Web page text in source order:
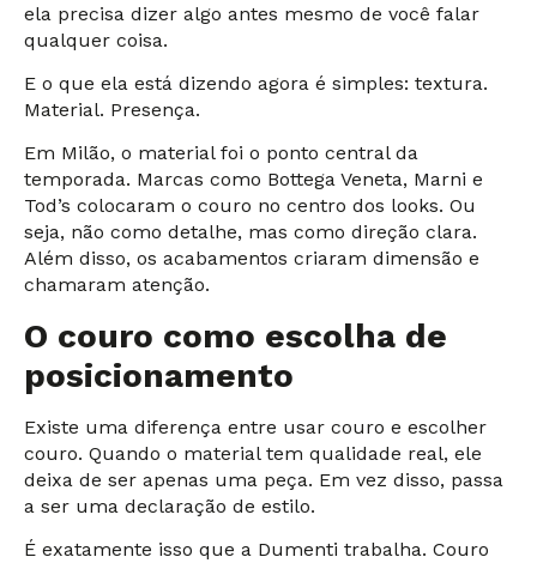
ela precisa dizer algo antes mesmo de você falar
qualquer coisa.
E o que ela está dizendo agora é simples: textura.
Material. Presença.
Em Milão, o material foi o ponto central da
temporada. Marcas como Bottega Veneta, Marni e
Tod’s colocaram o couro no centro dos looks. Ou
seja, não como detalhe, mas como direção clara.
Além disso, os acabamentos criaram dimensão e
chamaram atenção.
O couro como escolha de
posicionamento
Existe uma diferença entre usar couro e escolher
couro. Quando o material tem qualidade real, ele
deixa de ser apenas uma peça. Em vez disso, passa
a ser uma declaração de estilo.
É exatamente isso que a Dumenti trabalha. Couro